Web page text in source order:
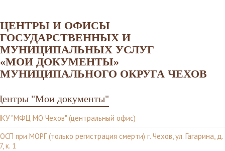
ЦЕНТРЫ И ОФИСЫ
ГОСУДАРСТВЕННЫХ И
МУНИЦИПАЛЬНЫХ УСЛУГ
«МОИ ДОКУМЕНТЫ»
МУНИЦИПАЛЬНОГО ОКРУГА ЧЕХОВ
"Мои документы"
"МФЦ МО Чехов" (центральный офис)
при МОРГ (только регистрация смерти) г. Чехов, ул. Гагарина, д.
к. 1